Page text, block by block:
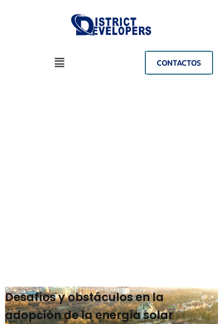
CONTACTOS
Desafíos y obstáculos en la
adopción de la energía solar